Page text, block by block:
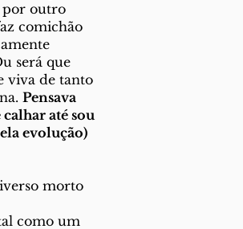
por outro
comichão
será que
viva de tanto
Pensava
até sou
evolução)
morto
como um